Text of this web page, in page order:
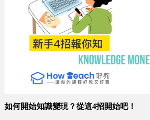
如何開始知識變現？從這4招開始吧！